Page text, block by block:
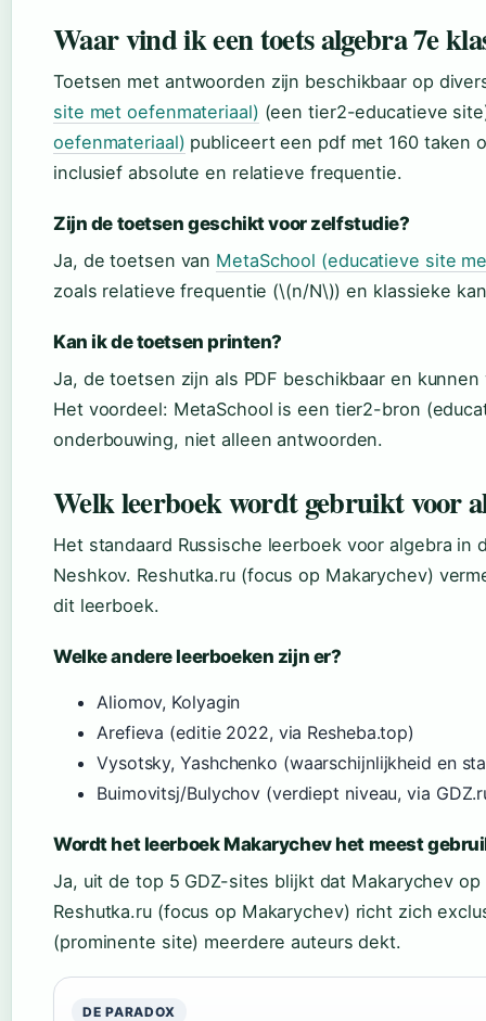
Waar vind ik een toets algebra 7e
Toetsen met antwoorden zijn beschikbaar op
site met oefenmateriaal) (een tier2-educatieve
oefenmateriaal) publiceert een pdf met 160 taken
inclusief absolute en relatieve frequentie.
Zijn de toetsen geschikt voor zelfstudie?
Ja, de toetsen van MetaSchool (educatieve site
zoals relatieve frequentie (\(n/N\)) en klassieke
Kan ik de toetsen printen?
Ja, de toetsen zijn als PDF beschikbaar en
Het voordeel: MetaSchool is een tier2-bron
onderbouwing, niet alleen antwoorden.
Welk leerboek wordt gebruikt voor
Het standaard Russische leerboek voor algebra in
Neshkov. Reshutka.ru (focus op Makarychev)
dit leerboek.
Welke andere leerboeken zijn er?
Aliomov, Kolyagin
Arefieva (editie 2022, via Resheba.top)
Vysotsky, Yashchenko (waarschijnlijkheid en
Buimovitsj/Bulychov (verdiept niveau, via
Wordt het leerboek Makarychev het meest
Ja, uit de top 5 GDZ-sites blijkt dat Makarychev
Reshutka.ru (focus op Makarychev) richt zich
(prominente site) meerdere auteurs dekt.
DE PARADOX